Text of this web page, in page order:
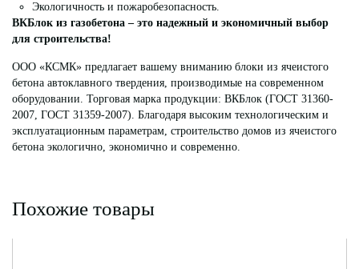
Экологичность и пожаробезопасность.
ВКБлок из газобетона – это надежный и экономичный выбор
для строительства!
ООО «КСМК» предлагает вашему вниманию блоки из ячеистого
бетона автоклавного твердения, производимые на современном
оборудовании. Торговая марка продукции: ВКБлок (ГОСТ 31360-
2007, ГОСТ 31359-2007). Благодаря высоким технологическим и
эксплуатационным параметрам, строительство домов из ячеистого
бетона экологично, экономично и современно.
Похожие товары